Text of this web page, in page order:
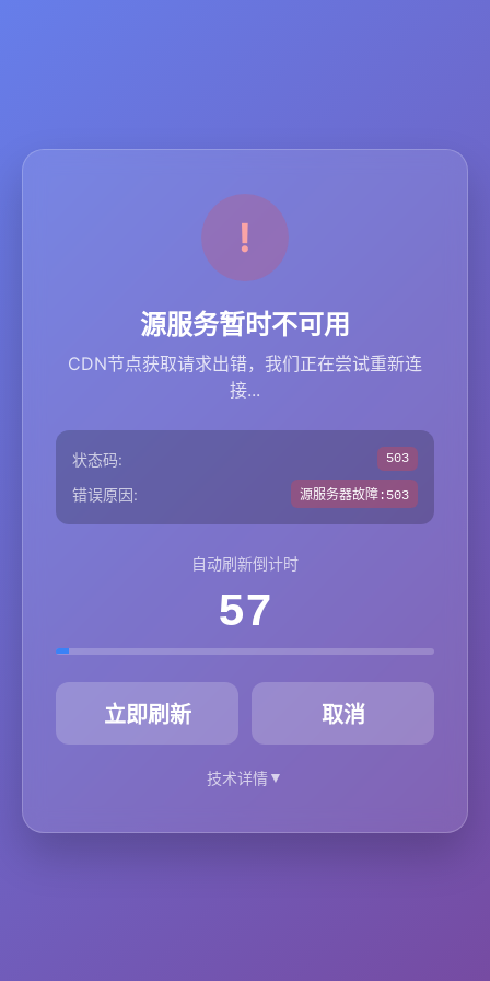
源服务暂时不可用
CDN节点获取请求出错，我们正在尝试重新连
接...
状态码: 503
错误原因: 源服务器故障:503
自动刷新倒计时
57
立即刷新 取消
技术详情▼